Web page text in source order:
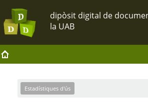
Estadístiques d'ús